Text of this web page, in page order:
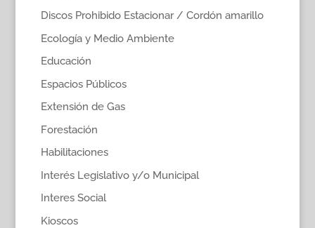
Discos Prohibido Estacionar / Cordón amarillo
Ecología y Medio Ambiente
Educación
Espacios Públicos
Extensión de Gas
Forestación
Habilitaciones
Interés Legislativo y/o Municipal
Interes Social
Kioscos